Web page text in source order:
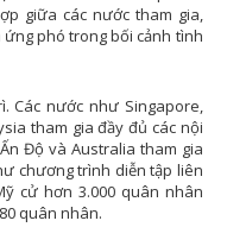
CHUYÊN MỤC TRI
ĐẠI ĐOÀN
GƯƠNG SÁNG BẢN
GIẢM NGHÈO BỀNGIẢI
CÂU CHUYỆN ÂM
giữa các nước tham gia,
phó trong bối cảnh tình
Các nước như Singapore,
tham gia đầy đủ các nội
Độ và Australia tham gia
chương trình diễn tập liên
cử hơn 3.000 quân nhân
quân nhân.